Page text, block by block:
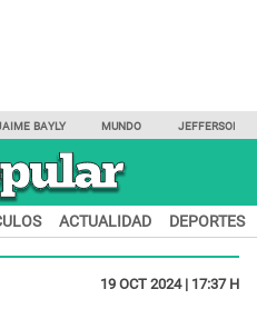
BAYLY MUNDO JEFFERSON
ACTUALIDAD DEPORTES
19 OCT 2024 | 17:37 H